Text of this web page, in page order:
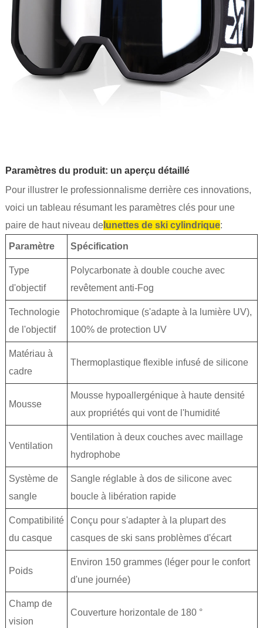
Paramètres du produit: un aperçu détaillé
Pour illustrer le professionnalisme derrière ces innovations,
voici un tableau résumant les paramètres clés pour une
paire de haut niveau delunettes de ski cylindrique:
Paramètre Spécification
Type
d'objectif
Polycarbonate à double couche avec
revêtement anti-Fog
Technologie
de l'objectif
Photochromique (s'adapte à la lumière UV),
100% de protection UV
Matériau à
cadre
Thermoplastique flexible infusé de silicone
Mousse
Mousse hypoallergénique à haute densité
aux propriétés qui vont de l'humidité
Ventilation
Ventilation à deux couches avec maillage
hydrophobe
Système de
sangle
Sangle réglable à dos de silicone avec
boucle à libération rapide
Compatibilité
du casque
Conçu pour s'adapter à la plupart des
casques de ski sans problèmes d'écart
Poids
Environ 150 grammes (léger pour le confort
d'une journée)
Champ de
vision
Couverture horizontale de 180 °